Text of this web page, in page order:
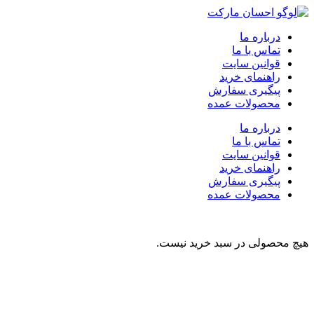
درباره ما
تماس با ما
قوانین سایت
راهنمای خرید
پیگیری سفارش
محصولات عمده
درباره ما
تماس با ما
قوانین سایت
راهنمای خرید
پیگیری سفارش
محصولات عمده
هیچ محصولی در سبد خرید نیست.